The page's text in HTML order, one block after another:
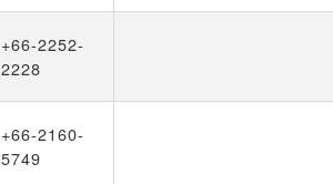
+66-2252-
2228
+66-2160-
5749